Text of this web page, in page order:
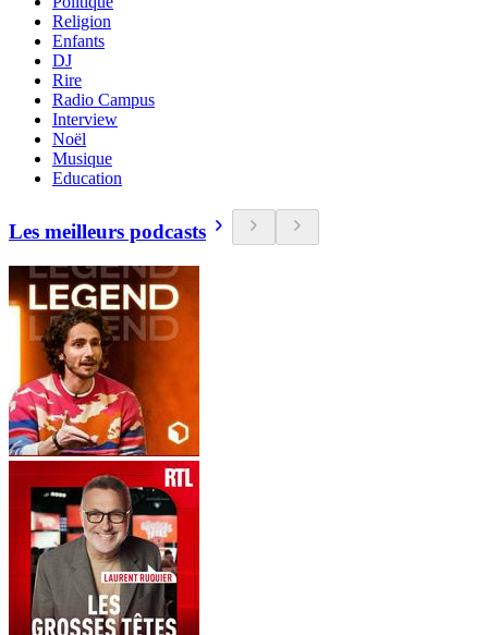
Religion
Enfants
DJ
Rire
Radio Campus
Interview
Noël
Musique
Education
Les meilleurs podcasts